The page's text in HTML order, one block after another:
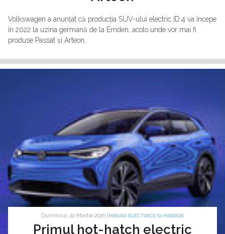
Volkswagen a anunțat că producția SUV-ului electric ID.4 va începe
în 2022 la uzina germană de la Emden, acolo unde vor mai fi
produse Passat și Arteon.
Duminica, 22 Martie 2020 | MASINI ELECTRICE SI HIBRIDE
Primul hot-hatch electric